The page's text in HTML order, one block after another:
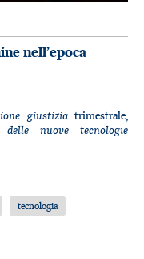
nell’epoca
giustiziatrimestrale,
nuove tecnologie
tecnologia